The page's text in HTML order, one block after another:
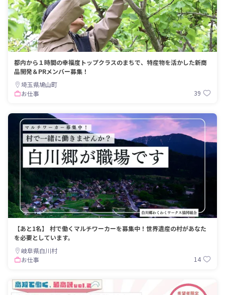
都内から１時間の幸福度トップクラスのまちで、特産物を活かした新商
品開発＆PRメンバー募集！
埼玉県鳩山町
お仕事
39
【あと1名】 村で働くマルチワーカーを募集中！世界遺産の村があなた
を必要としています。
岐阜県白川村
お仕事
14